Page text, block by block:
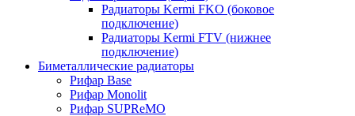
Радиаторы Kermi FKO (боковое
подключение)
Радиаторы Kermi FTV (нижнее
подключение)
Биметаллические радиаторы
Рифар Base
Рифар Monolit
Рифар SUPReMO